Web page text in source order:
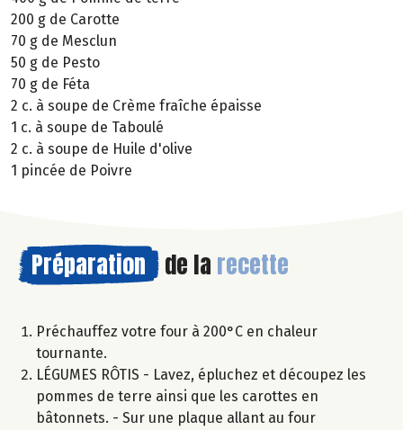
200 g de Carotte
70 g de Mesclun
50 g de Pesto
70 g de Féta
2 c. à soupe de Crème fraîche épaisse
1 c. à soupe de Taboulé
2 c. à soupe de Huile d'olive
1 pincée de Poivre
Préparation de la recette
Préchauffez votre four à 200°C en chaleur
tournante.
LÉGUMES RÔTIS - Lavez, épluchez et découpez les
pommes de terre ainsi que les carottes en
bâtonnets. - Sur une plaque allant au four